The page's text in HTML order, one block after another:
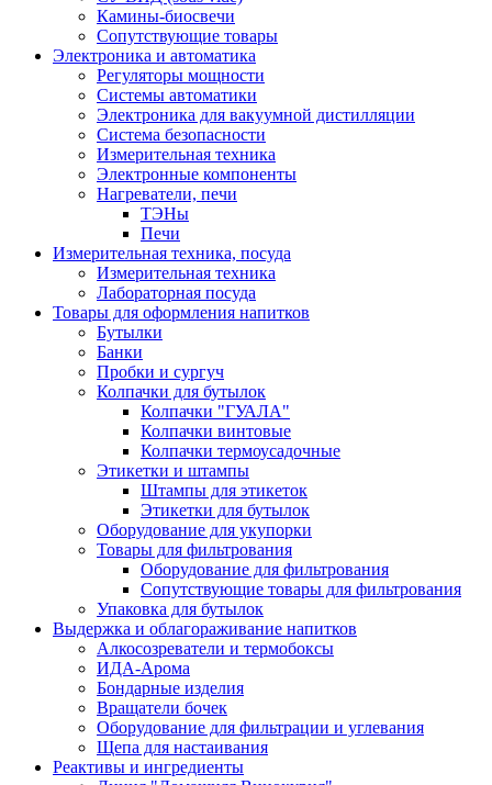
Камины-биосвечи
Сопутствующие товары
Электроника и автоматика
Регуляторы мощности
Системы автоматики
Электроника для вакуумной дистилляции
Система безопасности
Измерительная техника
Электронные компоненты
Нагреватели, печи
ТЭНы
Печи
Измерительная техника, посуда
Измерительная техника
Лабораторная посуда
Товары для оформления напитков
Бутылки
Банки
Пробки и сургуч
Колпачки для бутылок
Колпачки "ГУАЛА"
Колпачки винтовые
Колпачки термоусадочные
Этикетки и штампы
Штампы для этикеток
Этикетки для бутылок
Оборудование для укупорки
Товары для фильтрования
Оборудование для фильтрования
Сопутствующие товары для фильтрования
Упаковка для бутылок
Выдержка и облагораживание напитков
Алкосозреватели и термобоксы
ИДА-Арома
Бондарные изделия
Вращатели бочек
Оборудование для фильтрации и углевания
Щепа для настаивания
Реактивы и ингредиенты